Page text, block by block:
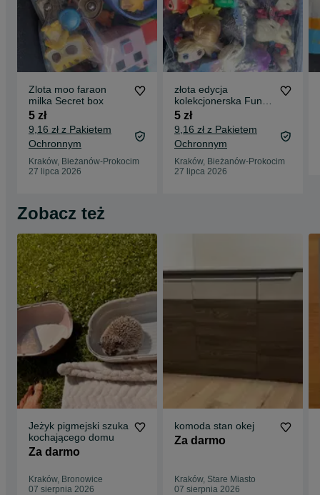
Zlota moo faraon
milka Secret box
5 zł
9,16 zł z Pakietem
Ochronnym
Kraków, Bieżanów-Prokocim
27 lipca 2026
złota edycja
kolekcjonerska Funko
POP! Harry Potter
#01.
5 zł
9,16 zł z Pakietem
Ochronnym
Kraków, Bieżanów-Prokocim
27 lipca 2026
Zobacz też
Jeżyk pigmejski szuka
kochającego domu
Za darmo
Kraków, Bronowice
07 sierpnia 2026
komoda stan okej
Za darmo
Kraków, Stare Miasto
07 sierpnia 2026